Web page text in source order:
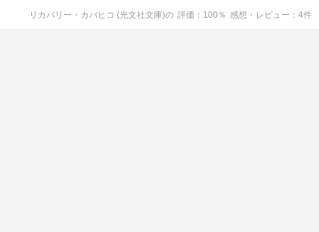
リカバリー・カバヒコ (光文社文庫)の 評価 100 ％ 感想・レビュー 4件